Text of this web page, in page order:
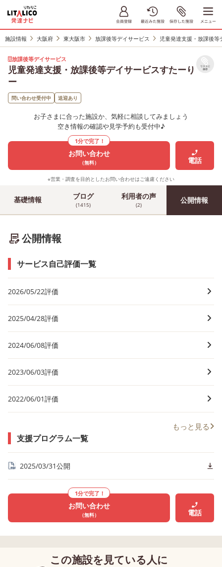
施設情報 大阪府 東大阪市 放課後等デイサービス 児童発達支援・放課後
放課後等デイサービス
児童発達支援・放課後等デイサービスすたーり
ー
リストに
保存
問い合わせ受付中 送迎あり
お子さまに合った施設か、気軽に相談してみましょう
空き情報の確認や見学予約も受付中♪
1分で完了！
お問い合わせ
（無料） 電話
※営業・調査を目的としたお問い合わせはご遠慮ください
基礎情報 ブログ
(1415)
利用者の声
(2) 公開情報
公開情報
サービス自己評価一覧
2026/05/22評価
2025/04/28評価
2024/06/08評価
2023/06/03評価
2022/06/01評価
もっと見る
支援プログラム一覧
2025/03/31公開
1分で完了！
お問い合わせ
（無料） 電話
この施設を見ている人に